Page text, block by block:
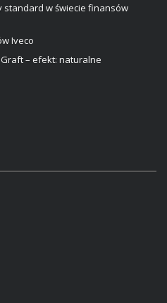
standard w świecie finansów
Iveco
– efekt: naturalne